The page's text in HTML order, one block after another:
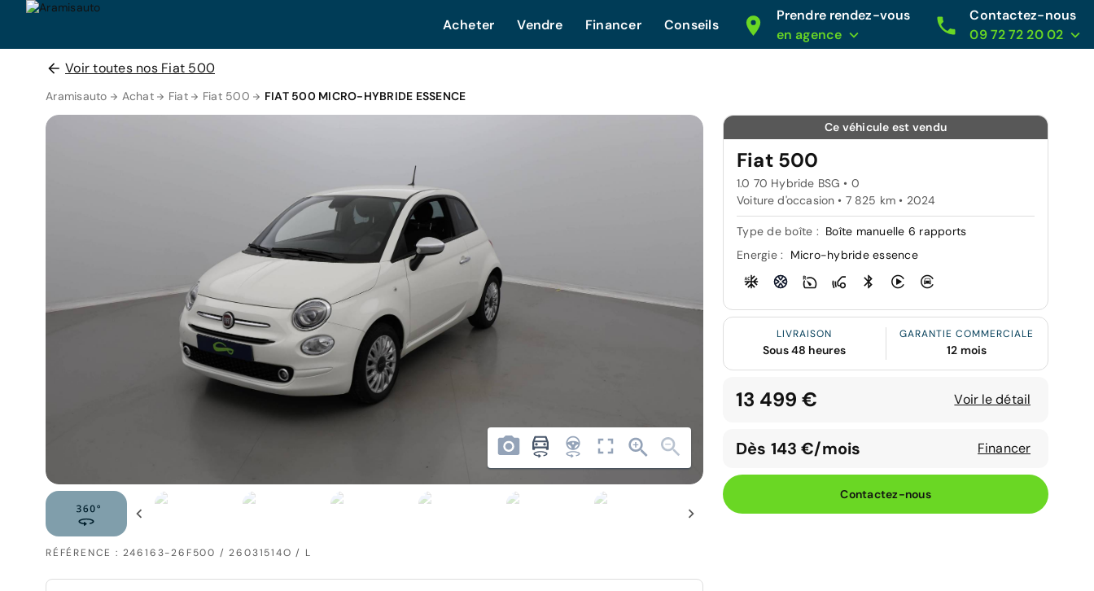
Acheter Vendre Financer Conseils
Prendre rendez-vous
en agence
Contactez-nous
09 72 72 20 02
Voir toutes nos Fiat 500
Aramisauto Achat Fiat Fiat 500 FIAT 500 MICRO-HYBRIDE ESSENCE
RÉFÉRENCE : 246163-26F500 / 26031514O / L
Ce véhicule est vendu
Fiat 500
1.0 70 Hybride BSG • 0
Voiture d'occasion • 7 825 km • 2024
Type de boîte : Boîte manuelle 6 rapports
Energie :
Micro-hybride essence
LIVRAISON
Sous 48 heures
GARANTIE COMMERCIALE
12 mois
13 499 € Voir le détail
Dès 143 €/mois Financer
Contactez-nous